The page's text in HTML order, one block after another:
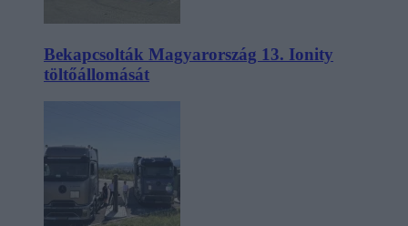
Bekapcsolták Magyarország 13. Ionity
töltőállomását